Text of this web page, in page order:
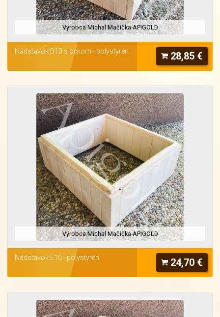
Výrobca Michal Mačička-APIGOLD
28,85 €
Nádstavok B10 s očkom - polystyrén
Výrobca Michal Mačička-APIGOLD
24,70 €
Nádstavok E10 - polystyrén